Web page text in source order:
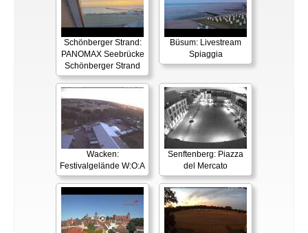
Schönberger Strand:
PANOMAX Seebrücke
Schönberger Strand
Büsum: Livestream
Spiaggia
Wacken:
Festivalgelände W:O:A
Senftenberg: Piazza
del Mercato